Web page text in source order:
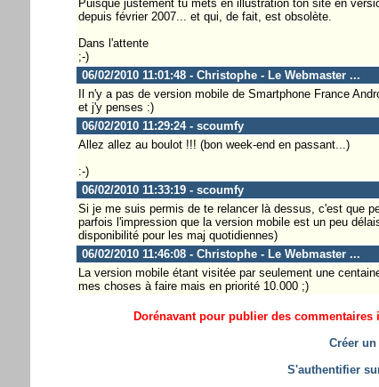
Puisque justement tu mets en illustration ton site en
depuis février 2007... et qui, de fait, est obsolète.
Dans l'attente
;-)
06/02/2010 11:01:48 - Christophe - Le Webmaster ...
Il n'y a pas de version mobile de Smartphone France
et j'y penses :)
06/02/2010 11:29:24 - scoumfy
Allez allez au boulot !!! (bon week-end en passant...)
:-)
06/02/2010 11:33:19 - scoumfy
Si je me suis permis de te relancer là dessus, c'est que
parfois l'impression que la version mobile est un peu
disponibilité pour les maj quotidiennes)
06/02/2010 11:46:08 - Christophe - Le Webmaster ...
La version mobile étant visitée par seulement une
mes choses à faire mais en priorité 10.000 ;)
Dorénavant pour publier des
Créer
S'authentifier